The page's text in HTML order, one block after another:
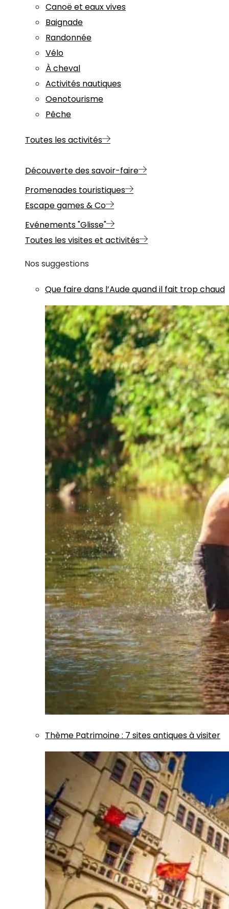
Canoë et eaux vives
Baignade
Randonnée
Vélo
À cheval
Activités nautiques
Oenotourisme
Pêche
Toutes les activités
Découverte des savoir-faire
Promenades touristiques
Escape games & Co
Evénements "Glisse"
Toutes les visites et activités
Nos suggestions
Que faire dans l’Aude quand il fait trop chaud
Thème Patrimoine: 7 sites antiques à visiter